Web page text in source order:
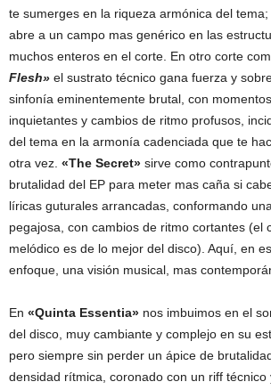
te sumerges en la riqueza armónica del
abre a un campo mas genérico en las
muchos enteros en el corte. En otro corte
Flesh» el sustrato técnico gana fuerza y
sinfonía eminentemente brutal, con
inquietantes y cambios de ritmo profusos,
del tema en la armonía cadenciada que te
otra vez. «The Secret» sirve como
brutalidad del EP para meter mas caña si
líricas guturales arrancadas, conformando
pegajosa, con cambios de ritmo cortantes (el
melódico es de lo mejor del disco). Aquí, en
enfoque, una visión musical, mas
En «Quinta Essentia» nos imbuimos en el
del disco, muy cambiante y complejo en su
pero siempre sin perder un ápice de
densidad rítmica, coronado con un riff